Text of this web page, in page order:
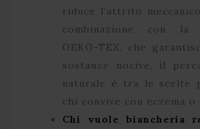
riduce l’attrito
combinazione con la
OEKO-TEX, che
sostanze nocive, il
naturale è tra le scelte
chi convive con eczema
Chi vuole biancheria